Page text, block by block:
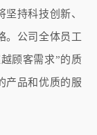
持科技创新、
。公司全体员工
顾客需求”的质
产品和优质的服